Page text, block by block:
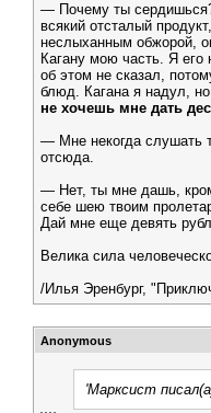
— Почему ты сердишься?
всякий отсталый
неслыханным обжорой,
Кагану мою часть. Я
об этом не сказал,
блюд. Кагана я надул,
не хочешь мне дать
— Мне некогда слушать
отсюда.
— Нет, ты мне дашь,
себе шею твоим
Дай мне еще девять
Велика сила
/Илья Эренбург,
Anonymous
'Марксист